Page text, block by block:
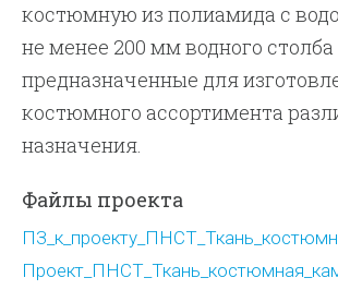
костюмную из полиамида с
не менее 200 мм водного столба
предназначенные для
костюмного ассортимента
назначения.
Файлы проекта